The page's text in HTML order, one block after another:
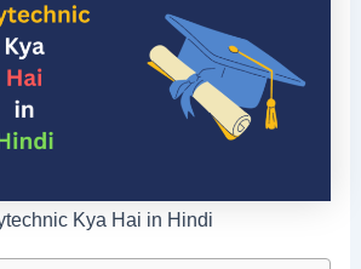
Kya Hai in Hindi